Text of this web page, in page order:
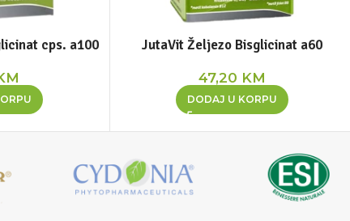
cps. a100 JutaVit Željezo Bisglicinat a60
47,20 KM
DODAJ U KORPU